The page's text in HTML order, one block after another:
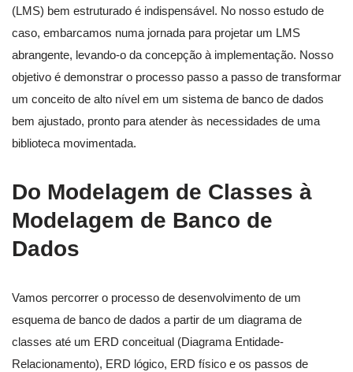
(LMS) bem estruturado é indispensável. No nosso estudo de
caso, embarcamos numa jornada para projetar um LMS
abrangente, levando-o da concepção à implementação. Nosso
objetivo é demonstrar o processo passo a passo de transformar
um conceito de alto nível em um sistema de banco de dados
bem ajustado, pronto para atender às necessidades de uma
biblioteca movimentada.
Do Modelagem de Classes à
Modelagem de Banco de
Dados
Vamos percorrer o processo de desenvolvimento de um
esquema de banco de dados a partir de um diagrama de
classes até um ERD conceitual (Diagrama Entidade-
Relacionamento), ERD lógico, ERD físico e os passos de